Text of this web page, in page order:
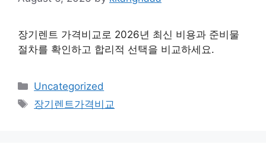
장기렌트 가격비교로 2026년 최신 비용과 준비물
절차를 확인하고 합리적 선택을 비교하세요.
Categories
Uncategorized
Tags
장기렌트가격비교